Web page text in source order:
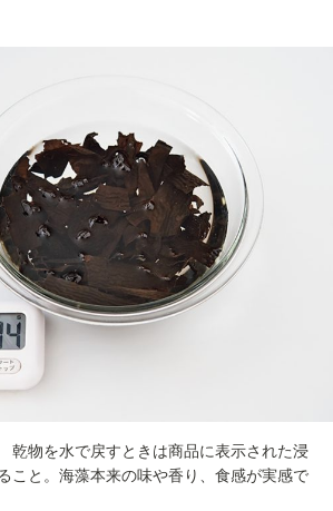
物を水で戻すときは商品に表示された浸
こと。海藻本来の味や香り、食感が実感で